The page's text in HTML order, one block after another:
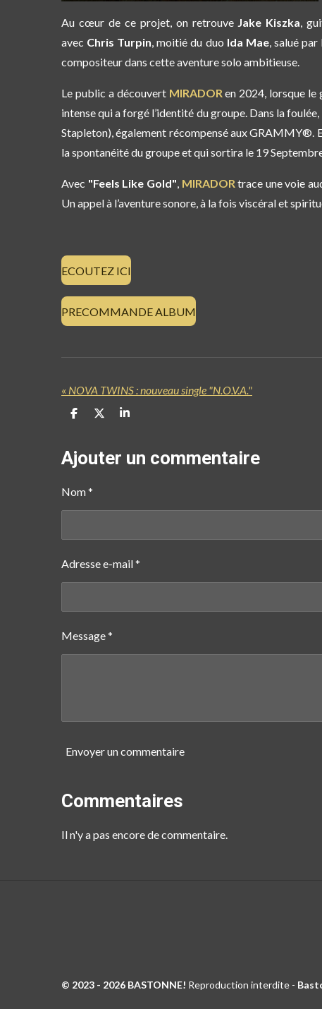
Au cœur de ce projet, on retrouve Jake Kiszka,
avec Chris Turpin, moitié du duo Ida Mae, salué
compositeur dans cette aventure solo ambitieuse.
Le public a découvert MIRADOR en 2024, lorsque le
intense qui a forgé l’identité du groupe. Dans la
Stapleton), également récompensé aux GRAMMY®.
la spontanéité du groupe et qui sortira le 19
Avec "Feels Like Gold", MIRADOR trace une voie
Un appel à l’aventure sonore, à la fois viscéral et
ECOUTEZ ICI
PRECOMMANDE ALBUM
« NOVA TWINS : nouveau single "N.O.V.A."
P
t
a
r
P
t
a
P
a
Ajouter un commentaire
Nom *
Adresse e-mail *
Message *
Envoyer un commentaire
Commentaires
Il n'y a pas encore de commentaire.
© 2023 - 2026 BASTONNE! Reproduction interdite -